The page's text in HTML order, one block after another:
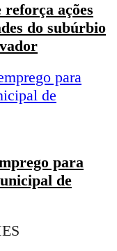
ações
do subúrbio
para
de